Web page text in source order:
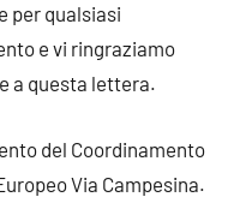
per qualsiasi
e vi ringraziamo
a questa lettera.
del Coordinamento
Via Campesina.